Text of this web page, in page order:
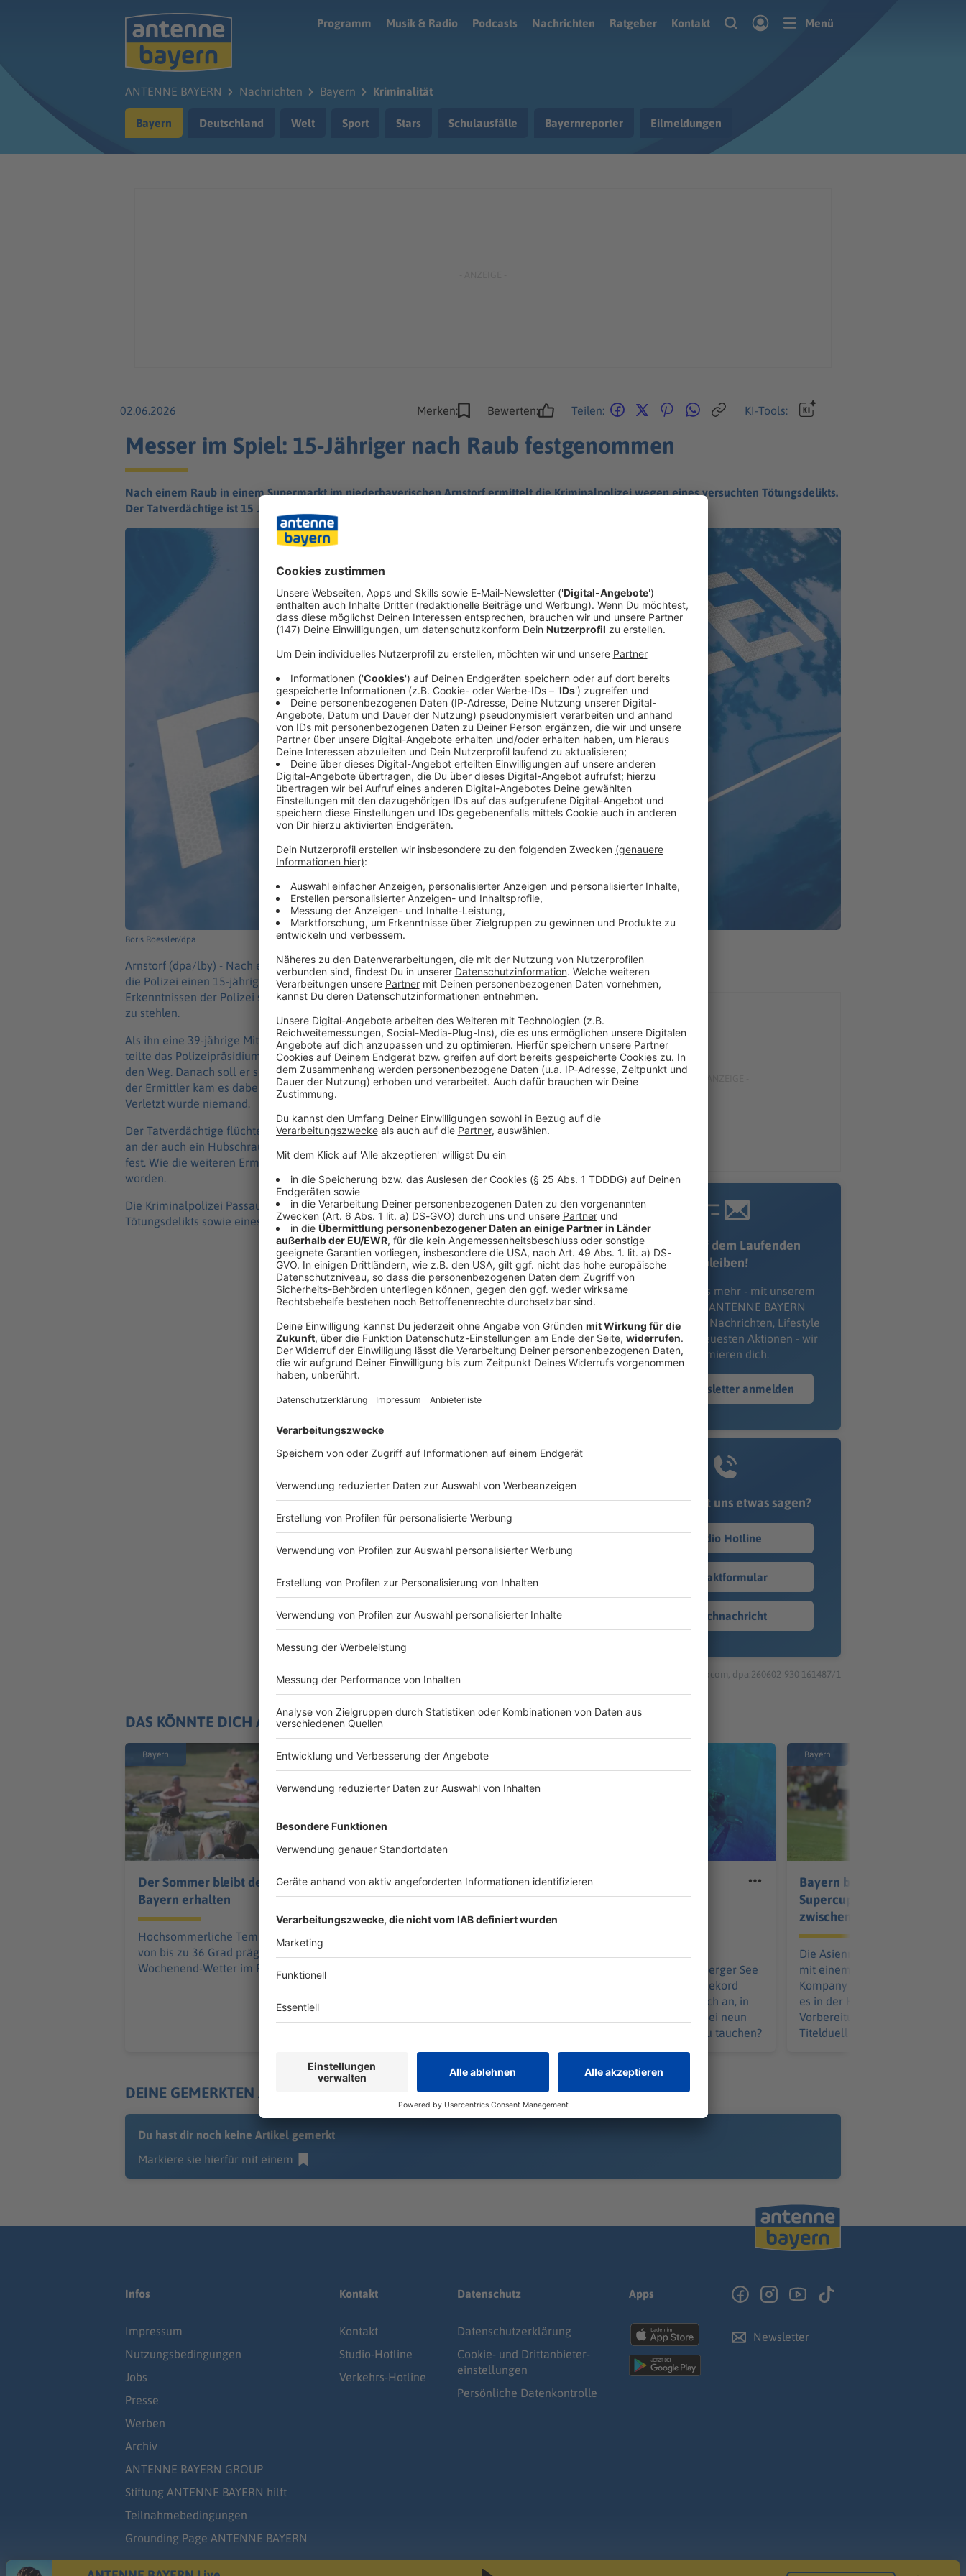
Programm
Musik & Radio Podcasts Nachrichten Ratgeber Kontakt Menü
ANTENNE BAYERN Nachrichten Bayern Kriminalität
Bayern Deutschland Welt Sport Stars Schulausfälle Bayernreporter Eilmeldungen
02.06.2026 Merken: Bewerten: Teilen: KI-Tools:
Messer im Spiel: 15-Jähriger nach Raub festgenommen
Nach einem Raub in einem Supermarkt im niederbayerischen Arnstorf ermittelt die Kriminalpolizei wegen eines versuchten Tötungsdelikts.
Der Tatverdächtige ist 15 Jahre alt.
Boris Roessler/dpa
Arnstorf (dpa/lby) - Nach einem mutmaßlichen Raub in einem Supermarkt in Arnstorf hat
die Polizei einen 15-jährigen Tatverdächtigen festgenommen. Nach bisherigen
Erkenntnissen der Polizei soll der Jugendliche versucht haben, Lebensmittel aus dem Markt
zu stehlen.
Als ihn eine 39-jährige Mitarbeiterin darauf ansprach, habe er die Flucht ergreifen wollen,
teilte das Polizeipräsidium Niederbayern mit. Die Angestellte stellte sich ihm daraufhin in
den Weg. Danach soll er sie verbal und mit einem Messer bedroht haben. Nach Angaben
der Ermittler kam es dabei auch zu einer Stichbewegung in Richtung der Mitarbeiterin.
Verletzt wurde niemand.
Der Tatverdächtige flüchtete anschließend mit einem Fahrrad. Im Rahmen der Fahndung,
an der auch ein Hubschrauber beteiligt war, nahmen die Einsatzkräfte den Jugendlichen
fest. Wie die weiteren Ermittlungen ergaben, war auch das Fahrrad zuvor gestohlen
worden.
Die Kriminalpolizei Passau ermittelt nun wegen des Verdachts eines versuchten
Tötungsdelikts sowie eines Raubdelikts.
Immer auf dem Laufenden
bleiben!
Verpass' nichts mehr - mit unserem
kostenlosen ANTENNE BAYERN
Newsletter. Ob Nachrichten, Lifestyle
oder unsere neuesten Aktionen - wir
informieren dich.
Zum Newsletter anmelden
Du möchtest uns etwas sagen?
Studio Hotline
Kontaktformular
Sprachnachricht
© dpa-infocom, dpa:260602-930-161487/1
DAS KÖNNTE DICH AUCH INTERESSIEREN
Bayern
Der Sommer bleibt den
Bayern erhalten
Hochsommerliche Temperaturen
von bis zu 36 Grad prägen das
Wochenend-Wetter im Freistaat.
Bayern
Funkel schwärmt von
Klose: «Wahnsinnig gute
Arbeit»
Freier Fall in die Tiefe:
Apnoetaucher will
Marinković will im Starnberger See
einen neuen deutschen Rekord
aufstellen. Wie fühlt es sich an, in
völliger Dunkelheit und bei neun
bar Druck 85 Meter tief zu tauchen?
Bayern
Bayern blickt schon auf
Supercup - «Messer
zwischen Zähnen»
Die Asienreise des FC Bayern
mit einem Testspielsieg zu Ende.
Kompany ist beeindruckt. Jetzt
es in der Heimat mit der
Vorbereitung weiter. Das erste
Titelduell naht allmählich.
DEINE GEMERKTEN ARTIKEL
Du hast dir noch keine Artikel gemerkt
Markiere sie hierfür mit einem
Infos
Impressum
Nutzungsbedingungen
Jobs
Presse
Werben
Archiv
ANTENNE BAYERN GROUP
Stiftung ANTENNE BAYERN hilft
Teilnahmebedingungen
Grounding Page ANTENNE BAYERN
Kontakt
Kontakt
Studio-Hotline
Verkehrs-Hotline
Datenschutz
Datenschutz­erklärung
Cookie- und Drittanbieter-
einstellungen
Persönliche Datenkontrolle
Apps
Newsletter